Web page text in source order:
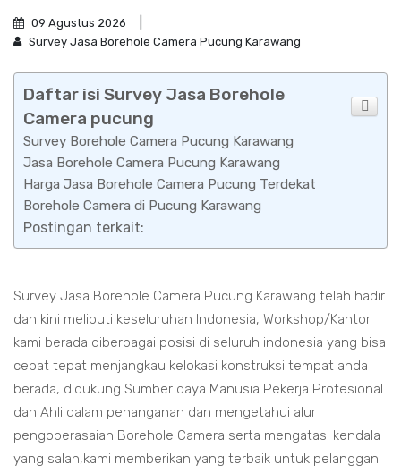
09 Agustus 2026
Survey Jasa Borehole Camera Pucung Karawang
Daftar isi Survey Jasa Borehole
Camera pucung
Survey Borehole Camera Pucung Karawang
Jasa Borehole Camera Pucung Karawang
Harga Jasa Borehole Camera Pucung Terdekat
Borehole Camera di Pucung Karawang
Postingan terkait:
Survey Jasa Borehole Camera Pucung Karawang telah hadir
dan kini meliputi keseluruhan Indonesia, Workshop/Kantor
kami berada diberbagai posisi di seluruh indonesia yang bisa
cepat tepat menjangkau kelokasi konstruksi tempat anda
berada, didukung Sumber daya Manusia Pekerja Profesional
dan Ahli dalam penanganan dan mengetahui alur
pengoperasaian Borehole Camera serta mengatasi kendala
yang salah,kami memberikan yang terbaik untuk pelanggan